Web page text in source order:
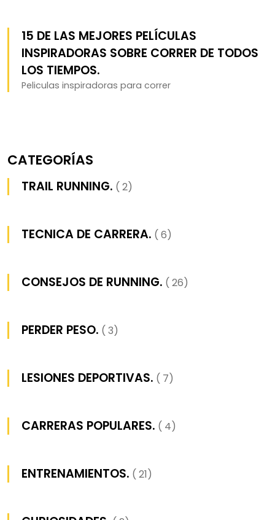
15 DE LAS MEJORES PELÍCULAS
INSPIRADORAS SOBRE CORRER DE TODOS
LOS TIEMPOS.
Peliculas inspiradoras para correr
CATEGORÍAS
TRAIL RUNNING. ( 2)
TECNICA DE CARRERA. ( 6)
CONSEJOS DE RUNNING. ( 26)
PERDER PESO. ( 3)
LESIONES DEPORTIVAS. ( 7)
CARRERAS POPULARES. ( 4)
ENTRENAMIENTOS. ( 21)